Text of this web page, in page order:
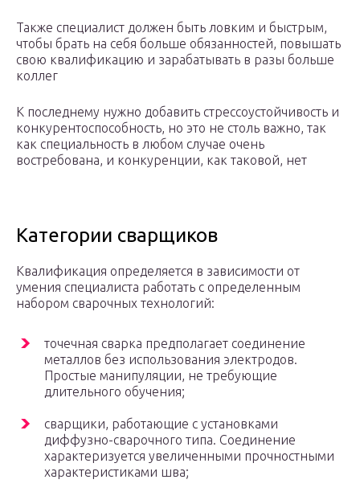
Также специалист должен быть ловким и быстрым,
чтобы брать на себя больше обязанностей, повышать
свою квалификацию и зарабатывать в разы больше
коллег
К последнему нужно добавить стрессоустойчивость и
конкурентоспособность, но это не столь важно, так
как специальность в любом случае очень
востребована, и конкуренции, как таковой, нет
Категории сварщиков
Квалификация определяется в зависимости от
умения специалиста работать с определенным
набором сварочных технологий:
точечная сварка предполагает соединение
металлов без использования электродов.
Простые манипуляции, не требующие
длительного обучения;
сварщики, работающие с установками
диффузно-сварочного типа. Соединение
характеризуется увеличенными прочностными
характеристиками шва;